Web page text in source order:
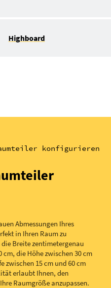
Highboard
konfigurieren
Abmessungen Ihres
in Ihren Raum zu
Breite zentimetergenau
cm, die Höhe zwischen 30 cm
zwischen 15 cm und 60 cm
erlaubt Ihnen, den
Raumgröße anzupassen.